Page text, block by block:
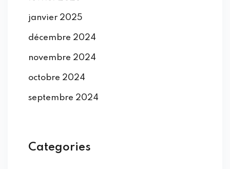
janvier 2025
décembre 2024
novembre 2024
octobre 2024
septembre 2024
Categories